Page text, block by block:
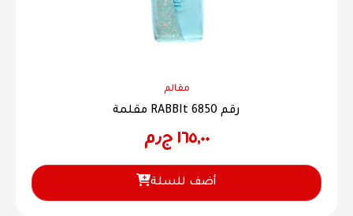
مقالم
مقلمة RABBIt رقم 6850
١٦٥,٠٠ ج٫م
أضف للسلة